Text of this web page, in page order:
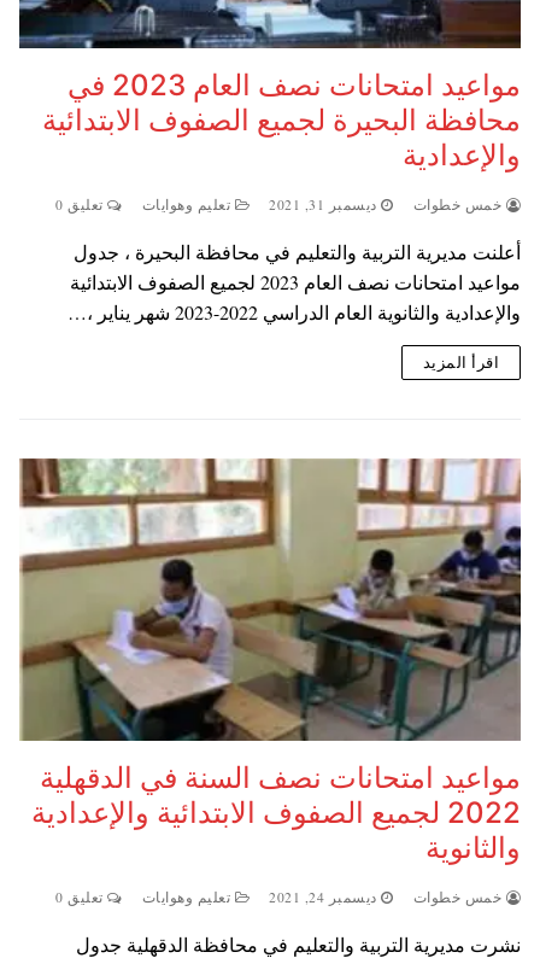
مواعيد امتحانات نصف العام 2023 في
محافظة البحيرة لجميع الصفوف الابتدائية
والإعدادية
خمس خطوات ديسمبر 31, 2021 تعليم وهوايات تعليق 0
أعلنت مديرية التربية والتعليم في محافظة البحيرة ، جدول
مواعيد امتحانات نصف العام 2023 لجميع الصفوف الابتدائية
والإعدادية والثانوية العام الدراسي 2022-2023 شهر يناير ،…
اقرأ المزيد
مواعيد امتحانات نصف السنة في الدقهلية
2022 لجميع الصفوف الابتدائية والإعدادية
والثانوية
خمس خطوات ديسمبر 24, 2021 تعليم وهوايات تعليق 0
نشرت مديرية التربية والتعليم في محافظة الدقهلية جدول